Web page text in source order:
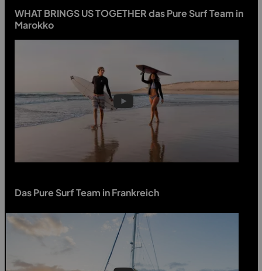
WHAT BRINGS US TOGETHER das Pure Surf Team in
Marokko
Das Pure Surf Team in Frankreich